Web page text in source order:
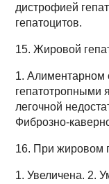
дистрофией
гепатоцитов.
15. Жировой
1. Алиментарном
гепатотропными
легочной
Фиброзно-
16. При жировом
1. Увеличена. 2.